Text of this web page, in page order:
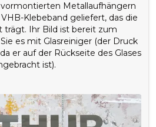
Metallaufhängern
Klebeband geliefert, das die
trägt. Ihr Bild ist bereit zum
es mit Glasreiniger (der Druck
er auf der Rückseite des Glases
ist).